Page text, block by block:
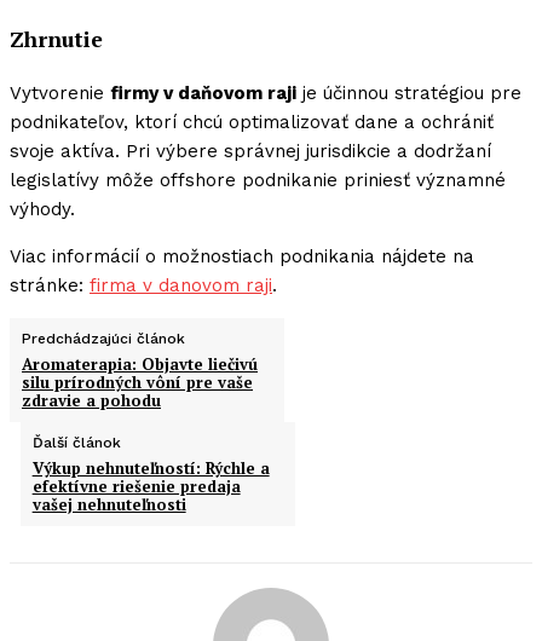
Zhrnutie
Vytvorenie firmy v daňovom raji je účinnou stratégiou pre
podnikateľov, ktorí chcú optimalizovať dane a ochrániť
svoje aktíva. Pri výbere správnej jurisdikcie a dodržaní
legislatívy môže offshore podnikanie priniesť významné
výhody.
Viac informácií o možnostiach podnikania nájdete na
stránke: firma v danovom raji.
Predchádzajúci článok
Aromaterapia: Objavte liečivú
silu prírodných vôní pre vaše
zdravie a pohodu
Ďalší článok
Výkup nehnuteľností: Rýchle a
efektívne riešenie predaja
vašej nehnuteľnosti